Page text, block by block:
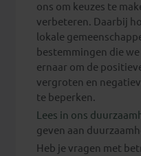
ons om keuzes te
verbeteren. Daarbij
lokale
bestemmingen die
ernaar om de
vergroten en
te beperken.
Lees in ons
geven aan
Heb je vragen met